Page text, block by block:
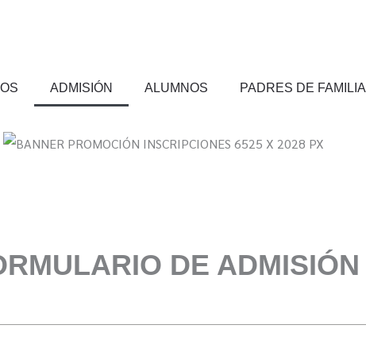
ADMISIÓN ALUMNOS PADRES DE FAMILIA
DE ADMISIÓN